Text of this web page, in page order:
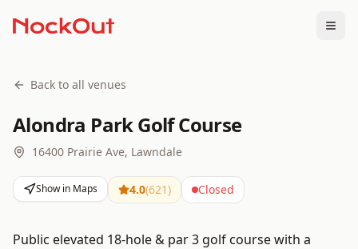
Back to all venues
Alondra Park Golf Course
16400 Prairie Ave, Lawndale
Show in Maps 4.0(621) Closed
Public elevated 18-hole & par 3 golf course with a